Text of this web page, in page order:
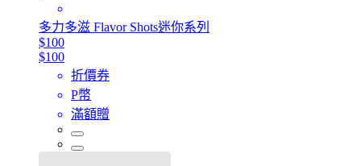
多力多滋 Flavor Shots迷你系列
$100
$100
折價券
P幣
滿額贈